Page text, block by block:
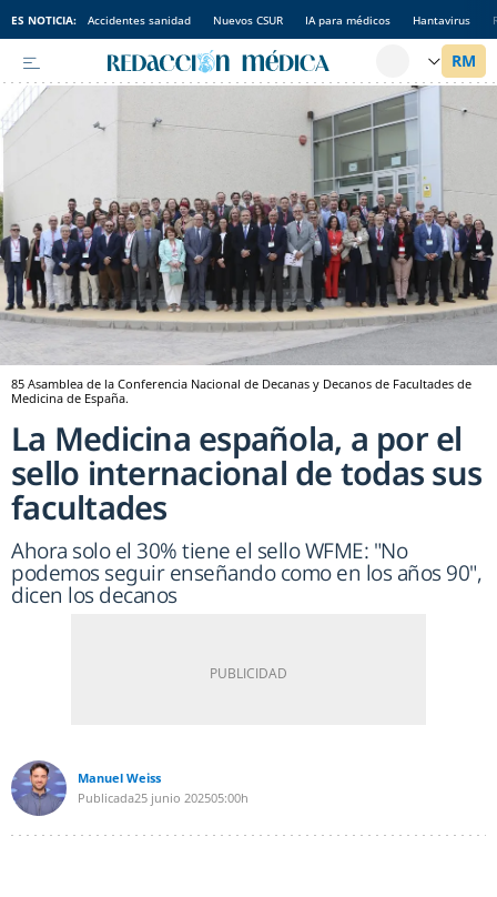
ES NOTICIA: Accidentes sanidad Nuevos CSUR IA para médicos Hantavirus
85 Asamblea de la Conferencia Nacional de Decanas y Decanos de Facultades de
Medicina de España.
La Medicina española, a por el
sello internacional de todas sus
facultades
Ahora solo el 30% tiene el sello WFME: "No
podemos seguir enseñando como en los años 90",
dicen los decanos
Manuel Weiss
Publicada25 junio 202505:00h